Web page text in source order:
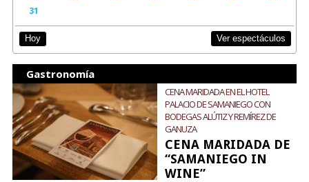
31
Hoy Ver espectáculos
Gastronomía
CENA MARIDADA EN EL HOTEL
PALACIO DE SAMANIEGO CON
BODEGAS ALÚTIZ Y REMÍREZ DE
GANUZA
CENA MARIDADA DE
“SAMANIEGO IN
WINE”